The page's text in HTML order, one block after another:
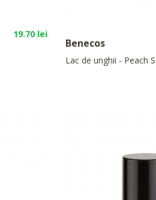
19.70 lei
Benecos
Lac de unghii - Peach